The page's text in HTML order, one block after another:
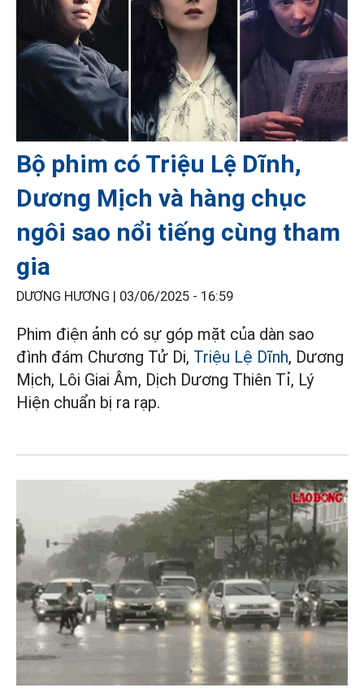
Bộ phim có Triệu Lệ Dĩnh,
Dương Mịch và hàng chục
ngôi sao nổi tiếng cùng tham
gia
DƯƠNG HƯƠNG | 03/06/2025 - 16:59
Phim điện ảnh có sự góp mặt của dàn sao
đình đám Chương Tử Di, Triệu Lệ Dĩnh, Dương
Mịch, Lôi Giai Âm, Dịch Dương Thiên Tỉ, Lý
Hiện chuẩn bị ra rạp.